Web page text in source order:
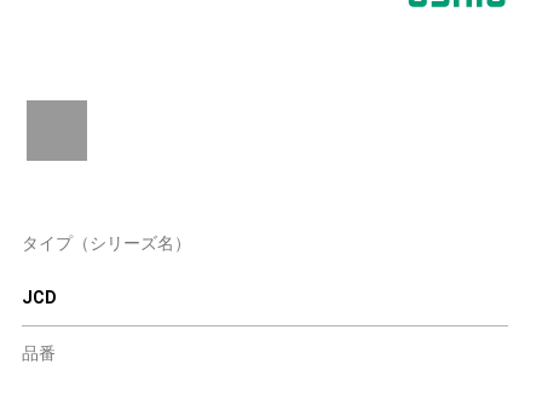
タイプ（シリーズ名）
JCD
品番